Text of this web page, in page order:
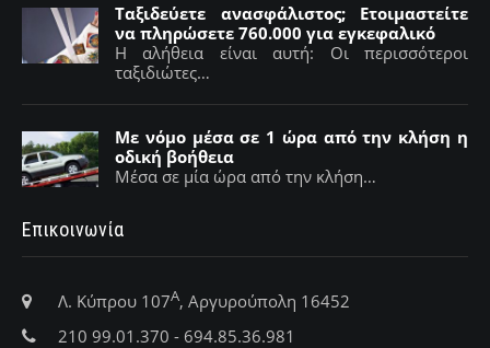
Ταξιδεύετε ανασφάλιστος; Ετοιμαστείτε
να πληρώσετε 760.000 για εγκεφαλικό
Η αλήθεια είναι αυτή: Οι περισσότεροι
ταξιδιώτες…
Με νόμο μέσα σε 1 ώρα από την κλήση η
οδική βοήθεια
Μέσα σε μία ώρα από την κλήση…
Επικοινωνία
Λ. Κύπρου 107Α, Αργυρούπολη 16452
210 99.01.370 - 694.85.36.981